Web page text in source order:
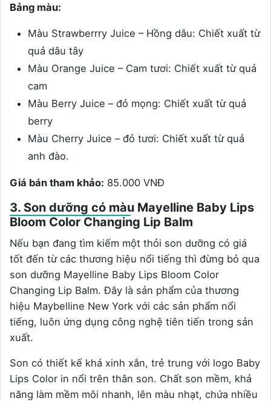
Bảng màu:
Màu Strawberrry Juice – Hồng dâu: Chiết xuất từ
quả dâu tây
Màu Orange Juice – Cam tươi: Chiết xuất từ quả
cam
Màu Berry Juice – đỏ mọng: Chiết xuất từ quả
berry
Màu Cherry Juice – đỏ tươi: Chiết xuất từ quả
anh đào.
Giá bán tham khảo: 85.000 VNĐ
3. Son dưỡng có màu Mayelline Baby Lips
Bloom Color Changing Lip Balm
Nếu bạn đang tìm kiếm một thỏi son dưỡng có giá
tốt đến từ các thương hiệu nổi tiếng thì đừng bỏ qua
son dưỡng Mayelline Baby Lips Bloom Color
Changing Lip Balm. Đây là sản phẩm của thương
hiệu Maybelline New York với các sản phẩm nổi
tiếng, luôn ứng dụng công nghệ tiên tiến trong sản
xuất.
Son có thiết kế khá xinh xắn, trẻ trung với logo Baby
Lips Color in nổi trên thân son. Chất son mềm, khả
năng làm mềm môi nhanh, lên màu nhạt, chứa nhiều